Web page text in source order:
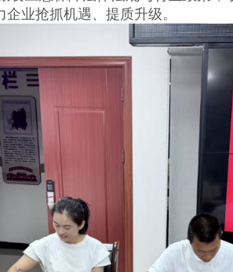
业抢抓机遇、提质升级。